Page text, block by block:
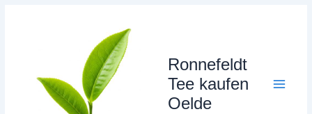
Ronnefeldt
Tee kaufen
Oelde